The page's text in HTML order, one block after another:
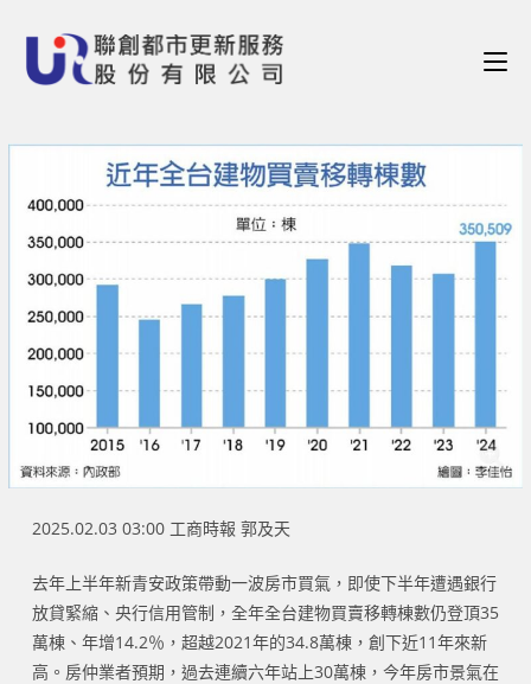
2025.02.03 03:00 工商時報 郭及天
去年上半年新青安政策帶動一波房市買氣，即使下半年遭遇銀行
放貸緊縮、央行信用管制，全年全台建物買賣移轉棟數仍登頂35
萬棟、年增14.2％，超越2021年的34.8萬棟，創下近11年來新
高。房仲業者預期，過去連續六年站上30萬棟，今年房市景氣在